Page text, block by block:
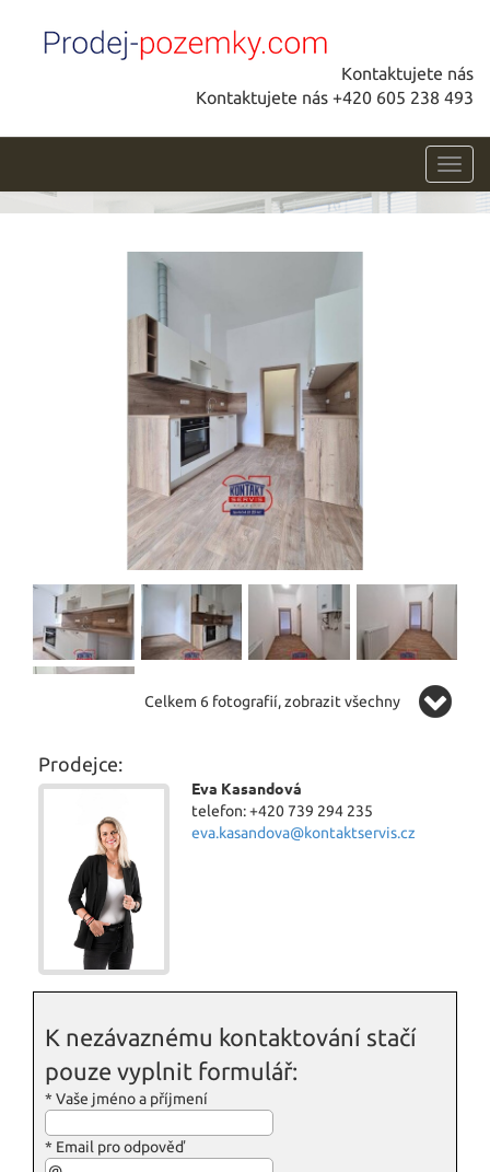
Kontaktujete nás
Kontaktujete nás +420 605 238 493
Celkem 6 fotografií, zobrazit všechny
Prodejce:
Eva Kasandová
telefon: +420 739 294 235
eva.kasandova@kontaktservis.cz
K nezávaznému kontaktování stačí
pouze vyplnit formulář:
* Vaše jméno a příjmení
* Email pro odpověď